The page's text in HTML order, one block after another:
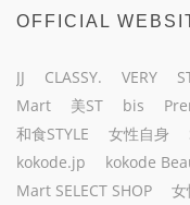
OFFICIAL
JJ CLASSY. VERY
Mart
美ST bis
和食STYLE
女性自身
kokode.jp
kokode
Mart SELECT SHOP